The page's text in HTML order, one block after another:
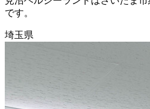
です。
埼玉県